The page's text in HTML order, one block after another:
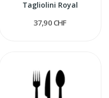
Tagliolini Royal
37,90 CHF